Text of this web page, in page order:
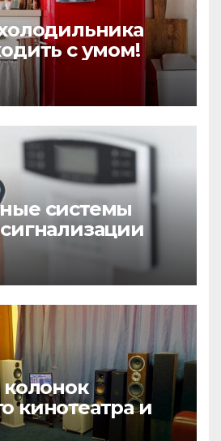
с умом!
системы
колонок
кинотеатра и
звука